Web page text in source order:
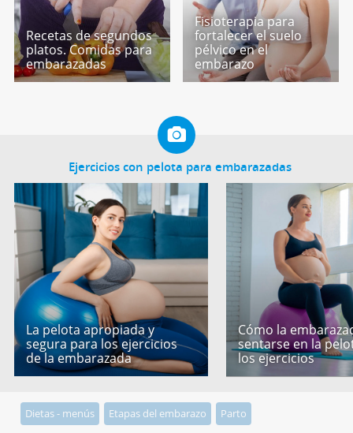
Recetas de segundos
platos. Comidas para
embarazadas
Fisioterapia para
fortalecer el suelo
pélvico en el
embarazo
Ejercicios con pelota para embarazadas
La pelota apropiada y
segura para los ejercicios
de la embarazada
Cómo la
sentarse en la
los ejercicios
Dietas - menús Etapas del embarazo Parto